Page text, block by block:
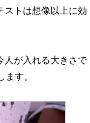
ストは想像以上に効
人が入れる大きさで
す。